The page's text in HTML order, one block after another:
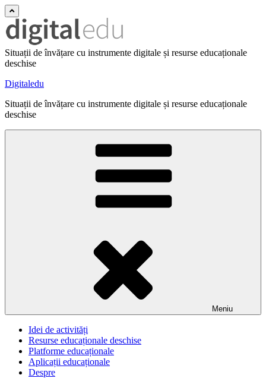
Situații de învățare cu instrumente digitale și resurse educaționale
deschise
Digitaledu
Situații de învățare cu instrumente digitale și resurse educaționale
deschise
Meniu
Idei de activități
Resurse educaționale deschise
Platforme educaționale
Aplicații educaționale
Despre